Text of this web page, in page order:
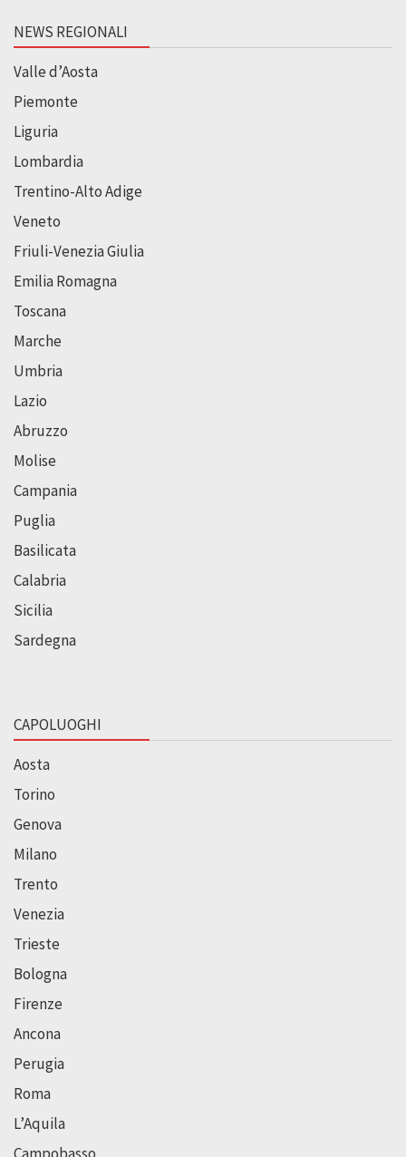
NEWS REGIONALI
Valle d’Aosta
Piemonte
Liguria
Lombardia
Trentino-Alto Adige
Veneto
Friuli-Venezia Giulia
Emilia Romagna
Toscana
Marche
Umbria
Lazio
Abruzzo
Molise
Campania
Puglia
Basilicata
Calabria
Sicilia
Sardegna
CAPOLUOGHI
Aosta
Torino
Genova
Milano
Trento
Venezia
Trieste
Bologna
Firenze
Ancona
Perugia
Roma
L’Aquila